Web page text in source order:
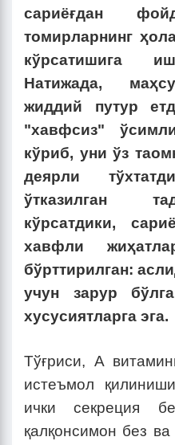
сариёғдан
томирларнинг
кўрсатишига
Натижада,
жиддий путур
"хавфсиз"
кўриб, уни ўз
деярли
ўтказилган
кўрсатдики,
хавфли
бўрттирилган:
учун зарур
хусусиятларга эга.
Тўғриси, A
истеъмол
ички секреция
қалқонсимон без